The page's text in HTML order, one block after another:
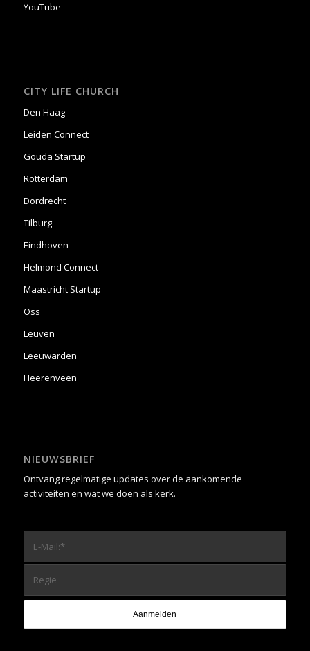
YouTube
CITY LIFE CHURCH
Den Haag
Leiden Connect
Gouda Startup
Rotterdam
Dordrecht
Tilburg
Eindhoven
Helmond Connect
Maastricht Startup
Oss
Leuven
Leeuwarden
Heerenveen
NIEUWSBRIEF
Ontvang regelmatige updates over de aankomende
activiteiten en wat we doen als kerk.